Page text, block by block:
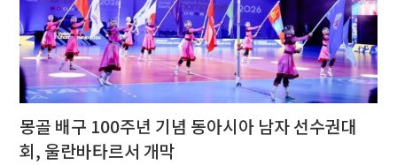
몽골 배구 100주년 기념 동아시아 남자 선수권대
회, 울란바타르서 개막